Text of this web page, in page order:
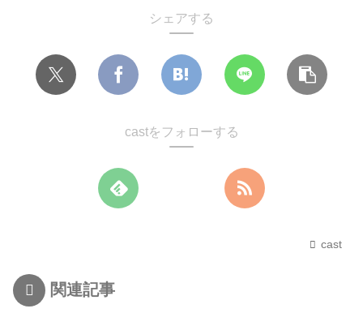
シェアする
castをフォローする
cast
関連記事